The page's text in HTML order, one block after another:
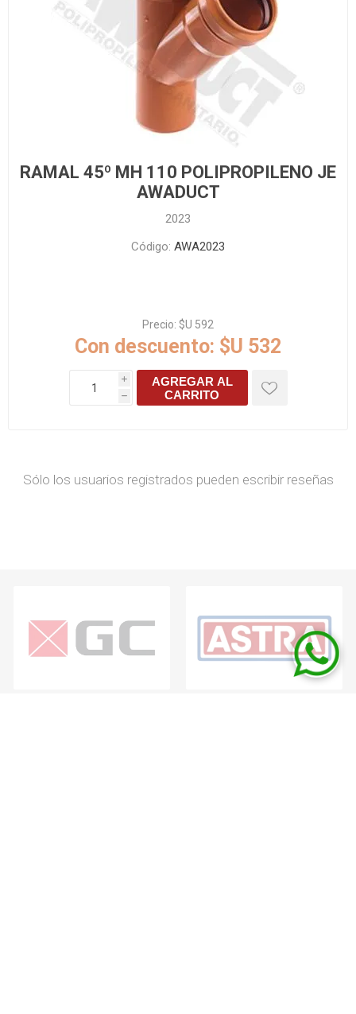
RAMAL 45º MH 110 POLIPROPILENO JE
AWADUCT
2023
Código: AWA2023
Precio: $U 592
Con descuento: $U 532
i
h
AGREGAR AL
CARRITO
Sólo los usuarios registrados pueden escribir reseñas